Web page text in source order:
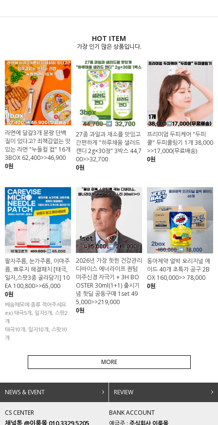
HOT ITEM
가장 인기 많은 상품입니다.
라면에 달걀3개 분량 단백
질이 있다고? 죄책감없는 맛
있는 라면 "누들컬 컵" 16개
3BOX 62,400>>46,900
0원
27종 과일과 채소를 맛있고
간편하게 "하루채움 샐러드
캔디 2g×30정" 3박스 44,7
00>>32,700
0원
프리미엄 두피케어 "두피
쿨" 두피쿨링기 1개 38,000
>>17,000(무료배송)
0원
팔자주름, 눈가주름, 이마주
름, 뾰루지 해결패치 [태극,
일자,스팟3종 골라담기] 10
EA 100,800>>65,000
0원
베송메모에 종류 적어주세요
ex) 태극5개, 일자3개, 스팟2
개
태극10개, 일자10개, 스팟10
개
2026년 가장 핫한 건강관리
디바이스 에너라이프 퀀텀
미주신경 자극기 + 3H BO
OSTER 30ml(1+1) 출시기
념 핫딜 공동구매 1set 49
5,000>>219,000
0원
동아제약 얼박 오리지널 에
이드 40개 초특가 공구 2B
OX 160,000>> 78,000
0원
MORE
NEWS & EVENT REVIEW
CS CENTER
채널톡 @이룸몰 010.3329.5205
BANK ACCOUNT
예금주 : 주식회사 이룸몰